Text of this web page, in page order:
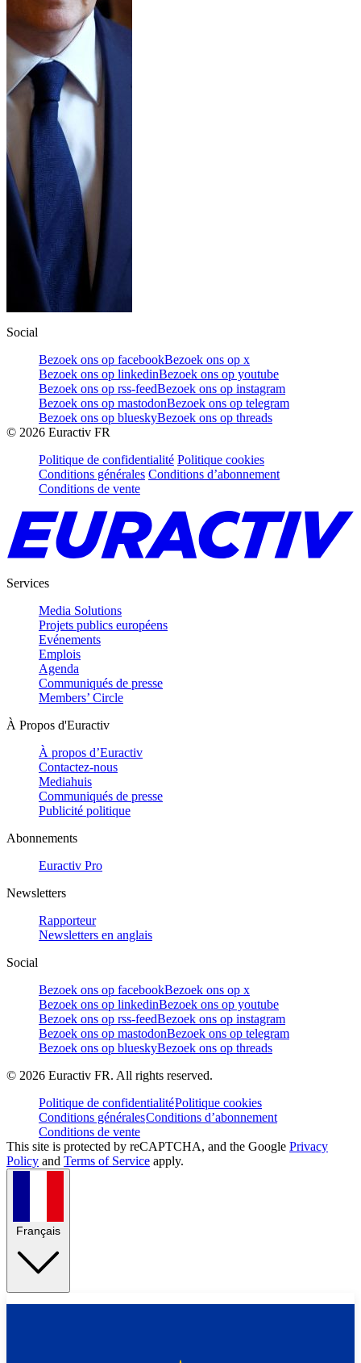
Social
Bezoek ons op facebookBezoek ons op x
Bezoek ons op linkedinBezoek ons op youtube
Bezoek ons op rss-feedBezoek ons op instagram
Bezoek ons op mastodonBezoek ons op telegram
Bezoek ons op blueskyBezoek ons op threads
© 2026 Euractiv FR
Politique de confidentialité Politique cookies
Conditions générales Conditions d’abonnement
Conditions de vente
Services
Media Solutions
Projets publics européens
Evénements
Emplois
Agenda
Communiqués de presse
Members’ Circle
À Propos d'Euractiv
À propos d’Euractiv
Contactez-nous
Mediahuis
Communiqués de presse
Publicité politique
Abonnements
Euractiv Pro
Newsletters
Rapporteur
Newsletters en anglais
Social
Bezoek ons op facebookBezoek ons op x
Bezoek ons op linkedinBezoek ons op youtube
Bezoek ons op rss-feedBezoek ons op instagram
Bezoek ons op mastodonBezoek ons op telegram
Bezoek ons op blueskyBezoek ons op threads
© 2026 Euractiv FR. All rights reserved.
Politique de confidentialitéPolitique cookies
Conditions généralesConditions d’abonnement
Conditions de vente
This site is protected by reCAPTCHA, and the Google Privacy
Policy and Terms of Service apply.
Français